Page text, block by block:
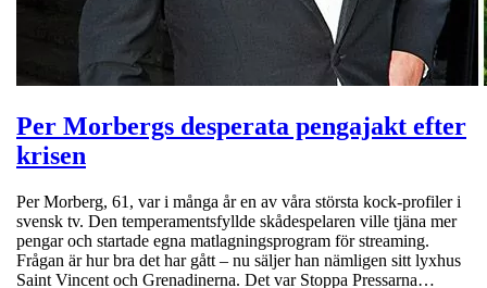
Per Morbergs desperata pengajakt efter
krisen
Per Morberg, 61, var i många år en av våra största kock-profiler i
svensk tv. Den temperamentsfyllde skådespelaren ville tjäna mer
pengar och startade egna matlagningsprogram för streaming.
Frågan är hur bra det har gått – nu säljer han nämligen sitt lyxhus
Saint Vincent och Grenadinerna. Det var Stoppa Pressarna…